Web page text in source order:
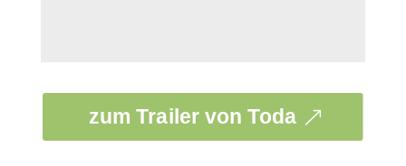
zum Trailer von Toda